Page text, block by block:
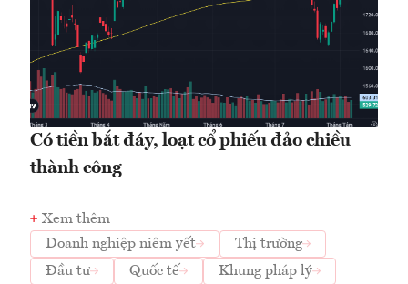
Có tiền bắt đáy, loạt cổ phiếu đảo chiều
thành công
Xem thêm
Doanh nghiệp niêm yết
Thị trường
Đầu tư
Quốc tế Khung pháp lý